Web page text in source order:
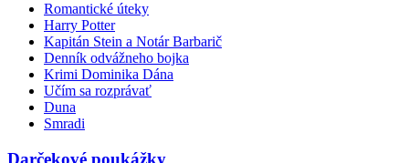
Romantické úteky
Harry Potter
Kapitán Stein a Notár Barbarič
Denník odvážneho bojka
Krimi Dominika Dána
Učím sa rozprávať
Duna
Smradi
Darčekové poukážky